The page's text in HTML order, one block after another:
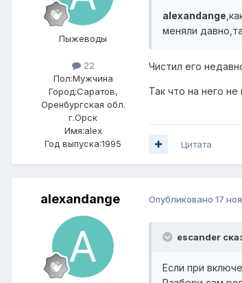
Пыжеводы
22
Пол:Мужчина
Город:Саратов,
Оренбургская обл.
г.Орск
Имя:alex
Год выпуска:1995
alexandange
меняли
Чистил его
Так что на него не
Цитата
alexandange Опубликовано 17
escander
Если при